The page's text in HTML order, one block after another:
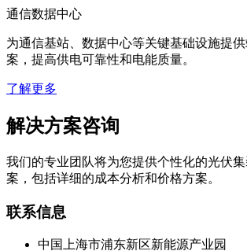
通信数据中心
为通信基站、数据中心等关键基础设施提
案，提高供电可靠性和电能质量。
了解更多
解决方案咨询
我们的专业团队将为您提供个性化的光伏
案，包括详细的成本分析和价格方案。
联系信息
中国上海市浦东新区新能源产业园